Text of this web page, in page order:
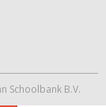
Schoolbank B.V.